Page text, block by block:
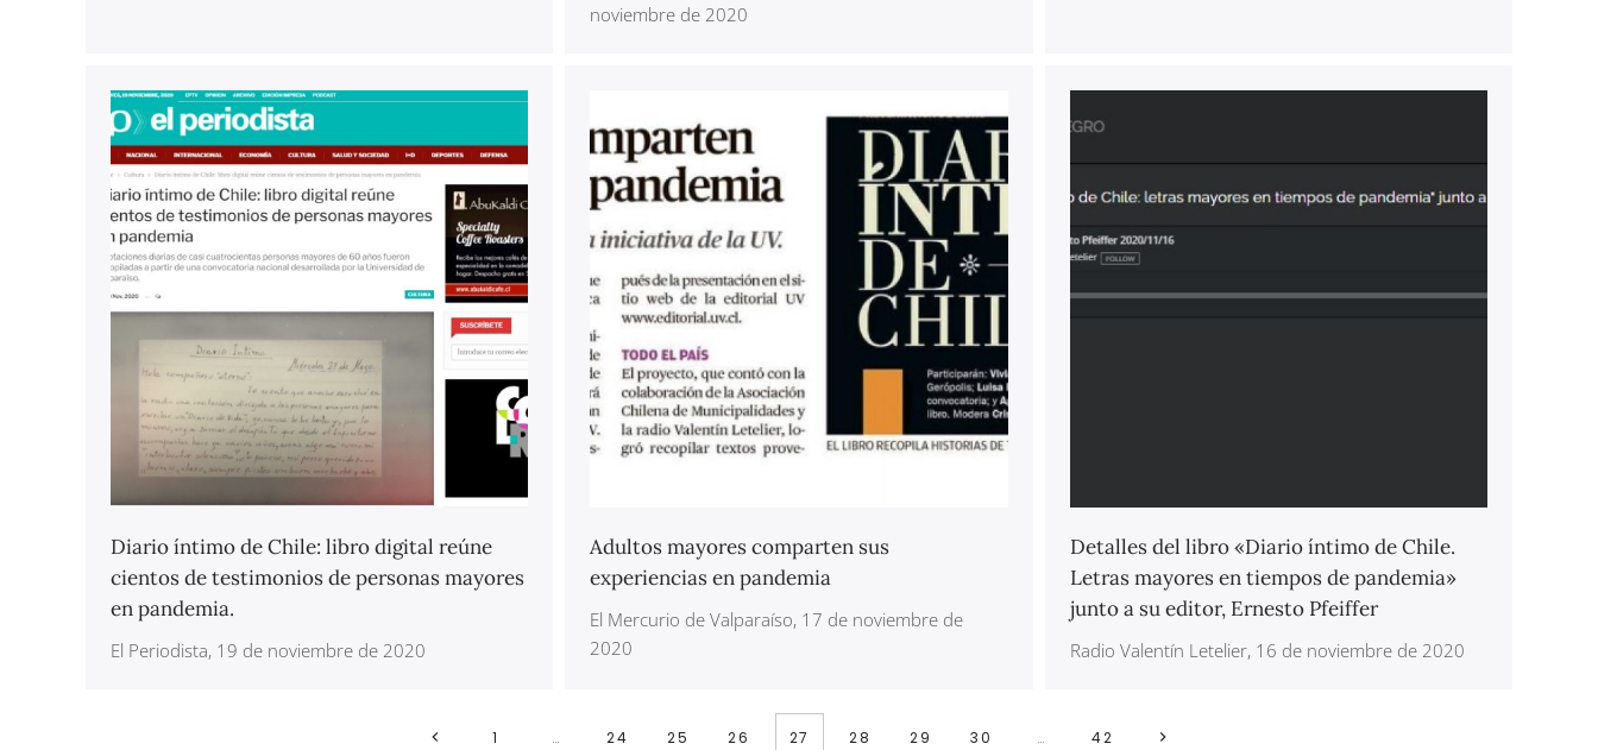
noviembre de 2020
Diario íntimo de Chile: libro digital reúne
cientos de testimonios de personas mayores
en pandemia.
El Periodista, 19 de noviembre de 2020
Adultos mayores comparten sus
experiencias en pandemia
El Mercurio de Valparaíso, 17 de noviembre de
2020
Detalles del libro «Diario íntimo de Chile.
Letras mayores en tiempos de pandemia»
junto a su editor, Ernesto Pfeiffer
Radio Valentín Letelier, 16 de noviembre de 2020
1 … 24 25 26 27 28 29 30 … 42